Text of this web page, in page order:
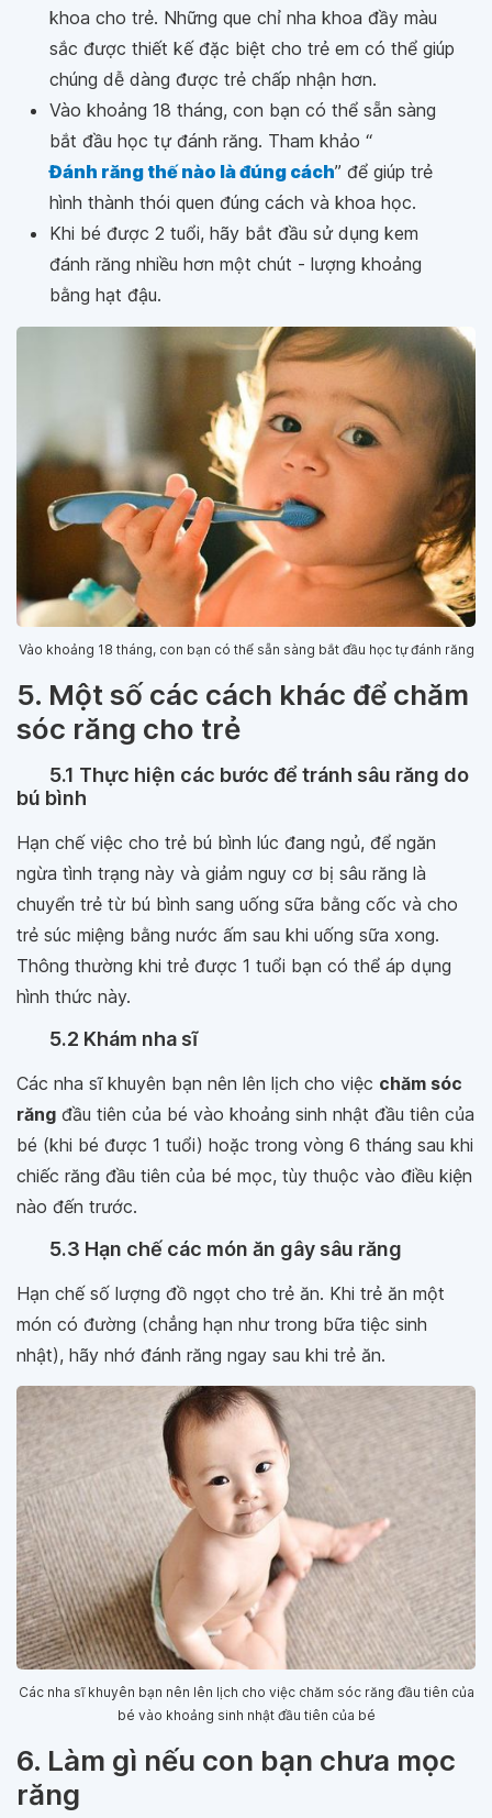
khoa cho trẻ. Những que chỉ nha khoa đầy màu
sắc được thiết kế đặc biệt cho trẻ em có thể giúp
chúng dễ dàng được trẻ chấp nhận hơn.
Vào khoảng 18 tháng, con bạn có thể sẵn sàng
bắt đầu học tự đánh răng. Tham khảo “
Đánh răng thế nào là đúng cách” để giúp trẻ
hình thành thói quen đúng cách và khoa học.
Khi bé được 2 tuổi, hãy bắt đầu sử dụng kem
đánh răng nhiều hơn một chút - lượng khoảng
bằng hạt đậu.
Vào khoảng 18 tháng, con bạn có thể sẵn sàng bắt đầu học tự đánh răng
5. Một số các cách khác để chăm
sóc răng cho trẻ
5.1 Thực hiện các bước để tránh sâu răng do
bú bình
Hạn chế việc cho trẻ bú bình lúc đang ngủ, để ngăn
ngừa tình trạng này và giảm nguy cơ bị sâu răng là
chuyển trẻ từ bú bình sang uống sữa bằng cốc và cho
trẻ súc miệng bằng nước ấm sau khi uống sữa xong.
Thông thường khi trẻ được 1 tuổi bạn có thể áp dụng
hình thức này.
5.2 Khám nha sĩ
Các nha sĩ khuyên bạn nên lên lịch cho việc chăm sóc
răng đầu tiên của bé vào khoảng sinh nhật đầu tiên của
bé (khi bé được 1 tuổi) hoặc trong vòng 6 tháng sau khi
chiếc răng đầu tiên của bé mọc, tùy thuộc vào điều kiện
nào đến trước.
5.3 Hạn chế các món ăn gây sâu răng
Hạn chế số lượng đồ ngọt cho trẻ ăn. Khi trẻ ăn một
món có đường (chẳng hạn như trong bữa tiệc sinh
nhật), hãy nhớ đánh răng ngay sau khi trẻ ăn.
Các nha sĩ khuyên bạn nên lên lịch cho việc chăm sóc răng đầu tiên của
bé vào khoảng sinh nhật đầu tiên của bé
6. Làm gì nếu con bạn chưa mọc
răng